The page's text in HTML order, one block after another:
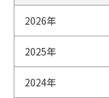
2026年
2025年
2024年